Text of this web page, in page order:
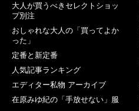
大人が買うべきセレクトショッ
プ別注
おしゃれな大人の「買ってよか
った」
定番と新定番
人気記事ランキング
エディター私物 アーカイブ
在原みゆ紀の「手放せない」服